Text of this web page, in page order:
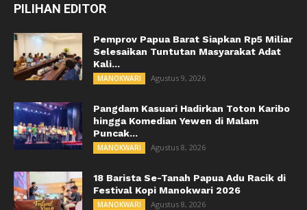
PILIHAN EDITOR
Pemprov Papua Barat Siapkan Rp5 Miliar
Selesaikan Tuntutan Masyarakat Adat
Kali...
MANOKWARI Agustus 9, 2026
Pangdam Kasuari Hadirkan Toton Karibo
hingga Komedian Yewen di Malam
Puncak...
MANOKWARI Agustus 8, 2026
18 Barista Se-Tanah Papua Adu Racik di
Festival Kopi Manokwari 2026
MANOKWARI Agustus 8, 2026